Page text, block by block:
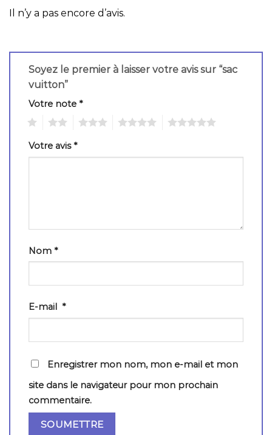
Il n’y a pas encore d’avis.
Soyez le premier à laisser votre avis sur “sac
vuitton”
Votre note *
Votre avis*
Nom *
E-mail *
Enregistrer mon nom, mon e-mail et mon
site dans le navigateur pour mon prochain
commentaire.